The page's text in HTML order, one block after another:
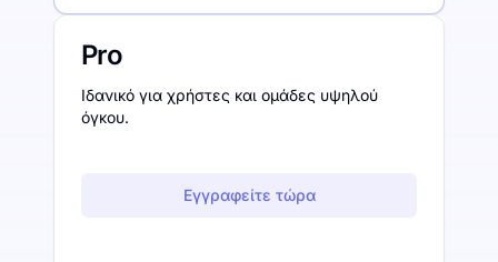
Pro
Ιδανικό για χρήστες και ομάδες υψηλού
όγκου.
Εγγραφείτε τώρα